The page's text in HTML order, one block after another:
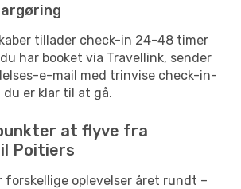
tillader check-in 24-48 timer
har booket via Travellink, sender
e-mail med trinvise check-in-
er klar til at gå.
at flyve fra
Poitiers
forskellige oplevelser året rundt –